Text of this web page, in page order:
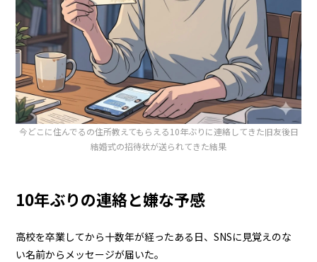
今どこに住んでるの住所教えてもらえる10年ぶりに連絡してきた旧友後日
結婚式の招待状が送られてきた結果
10年ぶりの連絡と嫌な予感
高校を卒業してから十数年が経ったある日、SNSに見覚えのな
い名前からメッセージが届いた。